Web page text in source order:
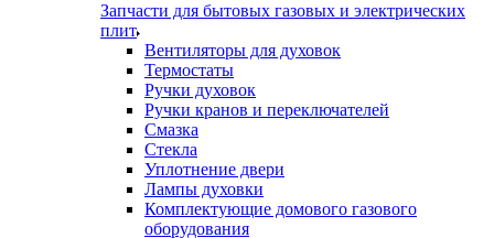
Запчасти для бытовых газовых и электрических
плит
Вентиляторы для духовок
Термостаты
Ручки духовок
Ручки кранов и переключателей
Смазка
Стекла
Уплотнение двери
Лампы духовки
Комплектующие домового газового
оборудования